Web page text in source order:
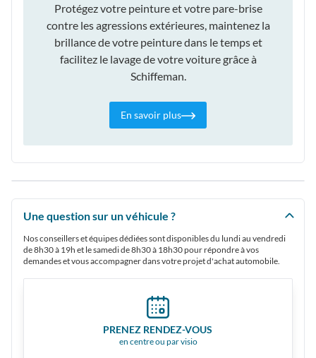
Protégez votre peinture et votre pare-brise
contre les agressions extérieures, maintenez la
brillance de votre peinture dans le temps et
facilitez le lavage de votre voiture grâce à
Schiffeman.
En savoir plus
Une question sur un véhicule ?
Nos conseillers et équipes dédiées sont disponibles du lundi au vendredi
de 8h30 à 19h et le samedi de 8h30 à 18h30 pour répondre à vos
demandes et vous accompagner dans votre projet d'achat automobile.
PRENEZ RENDEZ-VOUS
en centre ou par visio